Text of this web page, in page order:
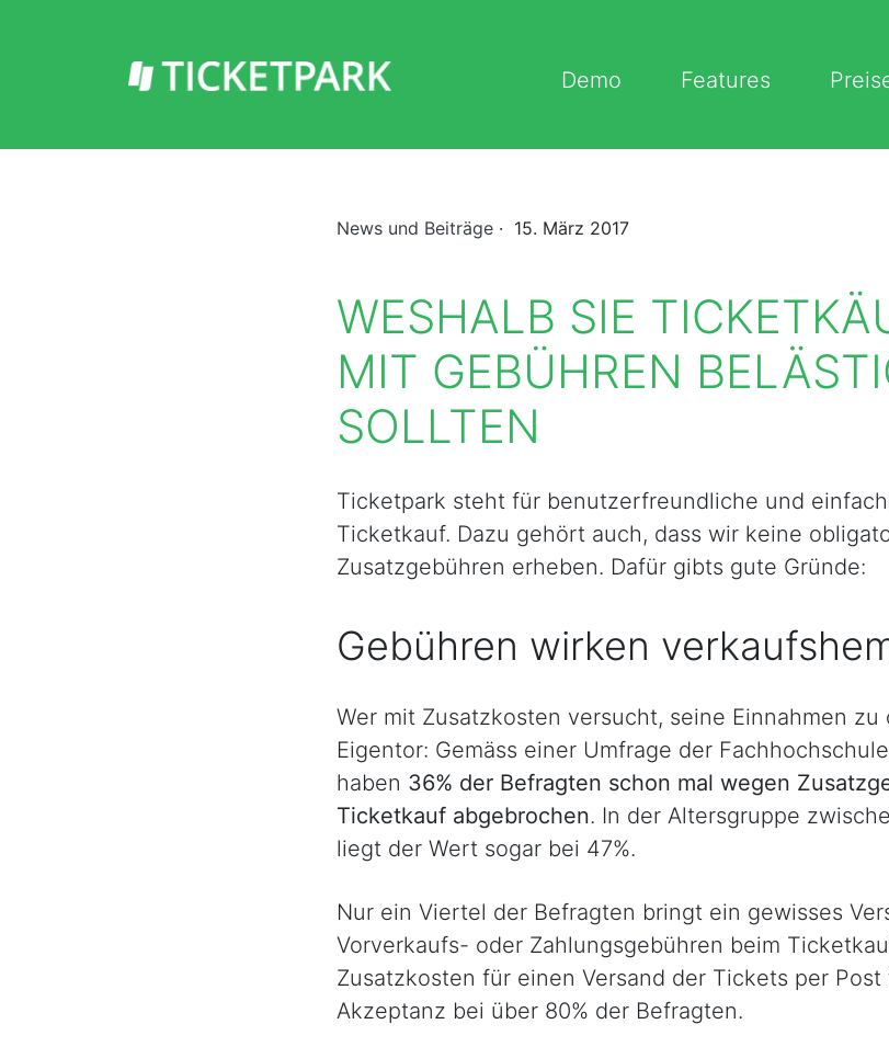
Demo Features
News und Beiträge · 15. März 2017
WESHALB SIE
MIT GEBÜHREN
SOLLTEN
Ticketpark steht für benutzerfreundliche und
Ticketkauf. Dazu gehört auch, dass wir keine
Zusatzgebühren erheben. Dafür gibts gute Gründe:
Gebühren wirken
Wer mit Zusatzkosten versucht, seine Einnahmen
Eigentor: Gemäss einer Umfrage der
haben 36% der Befragten schon mal wegen
Ticketkauf abgebrochen. In der Altersgruppe
liegt der Wert sogar bei 47%.
Nur ein Viertel der Befragten bringt ein gewisses
Vorverkaufs- oder Zahlungsgebühren beim
Zusatzkosten für einen Versand der Tickets per
Akzeptanz bei über 80% der Befragten.